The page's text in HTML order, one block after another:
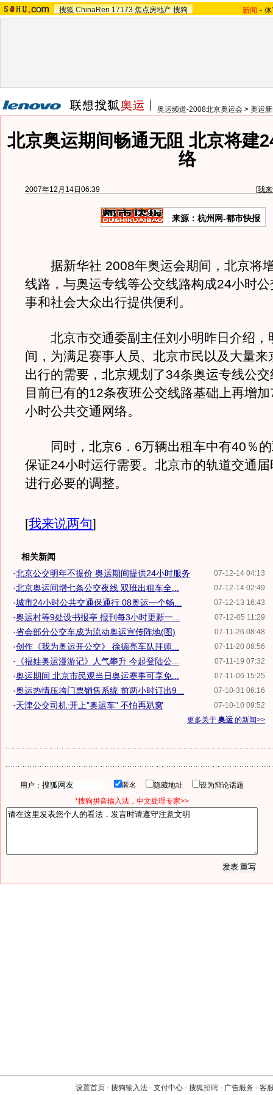
搜狐 ChinaRen 17173 焦点房地产 搜狗 新闻 -
奥运频道-2008北京奥运会 > 奥运
北京奥运期间畅通无阻 北京将建
络
2007年12月14日06:39 [我
来源：杭州网-都市快报
据新华社 2008年奥运会期间，北京将
线路，与奥运专线等公交线路构成24小时
事和社会大众出行提供便利。
北京市交通委副主任刘小明昨日介绍，
间，为满足赛事人员、北京市民以及大量来
出行的需要，北京规划了34条奥运专线公
目前已有的12条夜班公交线路基础上再增
小时公共交通网络。
同时，北京6．6万辆出租车中有40％的
保证24小时运行需要。北京市的轨道交通
进行必要的调整。
[我来说两句]
相关新闻
07-12-14 04:13
·北京公交明年不提价 奥运期间提供24小时服务
07-12-14 02:49
·北京奥运间增七条公交夜线 双班出租车全...
07-12-13 16:43
·城市24小时公共交通保通行 08奥运一个畅...
07-12-05 11:29
·奥运村等9处设书报亭 报刊每3小时更新一...
07-11-26 08:48
·省会部分公交车成为流动奥运宣传阵地(图)
07-11-20 08:56
·创作《我为奥运开公交》 徐德亮车队拜师...
07-11-19 07:32
· 《福娃奥运漫游记》人气攀升 今起登陆公...
07-11-06 15:25
·奥运期间 北京市民观当日奥运赛事可享免...
07-10-31 06:16
·奥运热情压垮门票销售系统 前两小时订出9...
07-10-10 09:52
·天津公交司机:开上"奥运车" 不怕再趴窝
更多关于 奥运 的新闻>>
用户： 匿名 隐藏地址
设为辩论话题
*搜狗拼音输入法，中文处理专家>>
设置首页 - 搜狗输入法 - 支付中心 - 搜狐招聘 - 广告服务 - 客